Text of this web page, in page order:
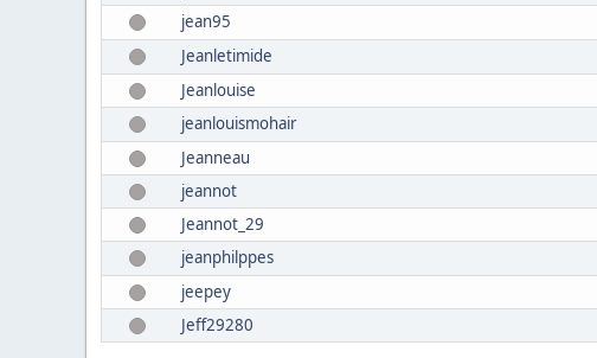
jean95
Jeanletimide
Jeanlouise
jeanlouismohair
Jeanneau
jeannot
Jeannot_29
jeanphilppes
jeepey
Jeff29280